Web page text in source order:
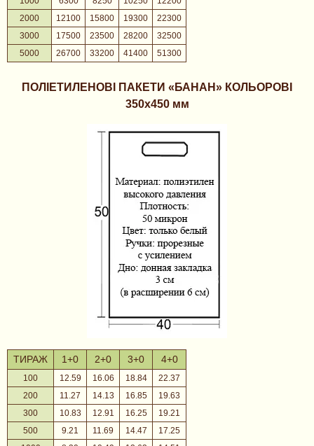
2000
12100 15800 19300
22300
3000
17500 23500 28200
32500
5000
26700 33200 41400 51300
ПОЛІЕТИЛЕНОВІ ПАКЕТИ «БАНАН» КОЛЬОРОВІ
350х450 мм
ТИРАЖ 1+0 2+0 3+0 4+0
100 12.59 16.06 18.84
22.37
200
11.27 14.13 16.85
19.63
300
10.83 12.91 16.25
19.21
500
9.21 11.69 14.47
17.25